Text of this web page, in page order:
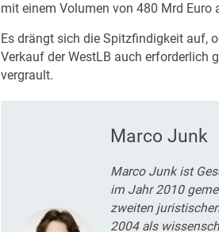
mit einem Volumen von 480 Mrd Euro
Es drängt sich die Spitzfindigkeit auf,
Verkauf der WestLB auch erforderlich
vergrault.
Marco Junk
Marco Junk ist
im Jahr 2010
zweiten
2004 als